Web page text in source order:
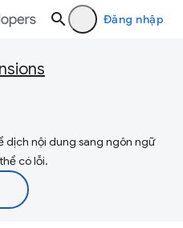
Đăng nhập
dịch nội dung sang ngôn ngữ
có lỗi.